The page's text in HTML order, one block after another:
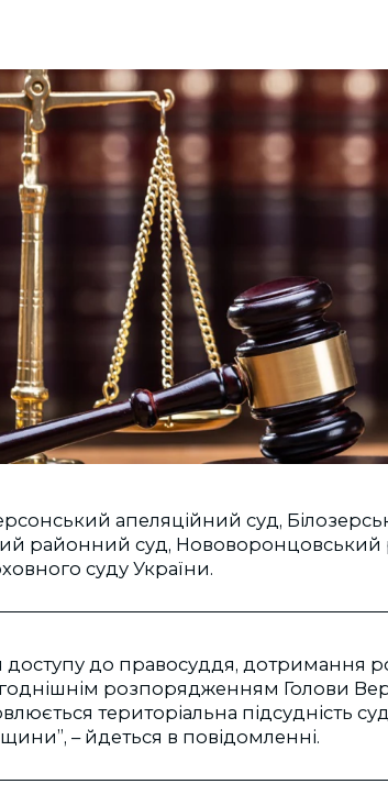
апеляційний суд,
районний суд,
суду України.
до правосуддя, дотримання
розпорядженням Голови
територіальна підсудність
– йдеться в повідомленні.